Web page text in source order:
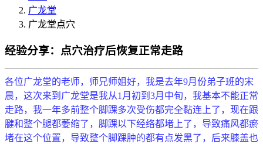
广龙堂
广龙堂点穴
经验分享：点穴治疗后恢复正常走路
各位广龙堂的老师，师兄师姐好，我是去年9月份弟子班的宋
晨，这次来到广龙堂是我从1月初到3月中旬，我基本不能正常
走路，我一年多前整个脚踝多次受伤都完全黏连上了，现在跟
腱和整个腿都萎缩了，脚踝以下经络都堵上了，导致痛风都瘀
堵在这个位置，导致整个脚踝肿的都有点发黑了，后来膝盖也